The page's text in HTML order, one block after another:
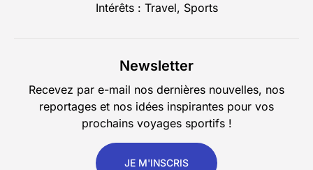
Intérêts : Travel, Sports
Newsletter
Recevez par e-mail nos dernières nouvelles, nos
reportages et nos idées inspirantes pour vos
prochains voyages sportifs !
JE M'INSCRIS